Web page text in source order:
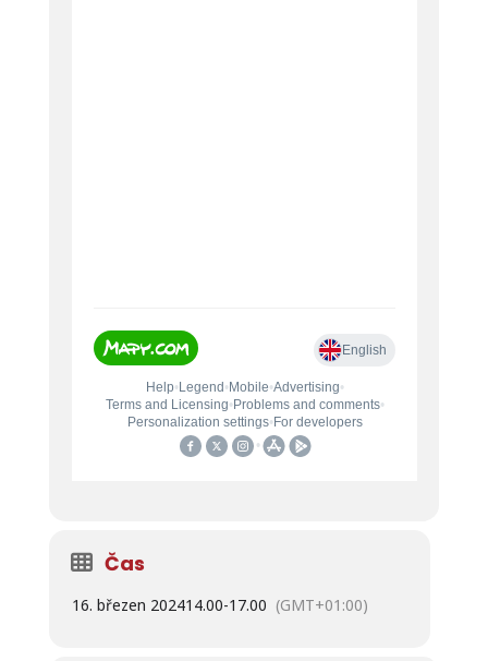
Čas
16. březen 202414.00-17.00 (GMT+01:00)